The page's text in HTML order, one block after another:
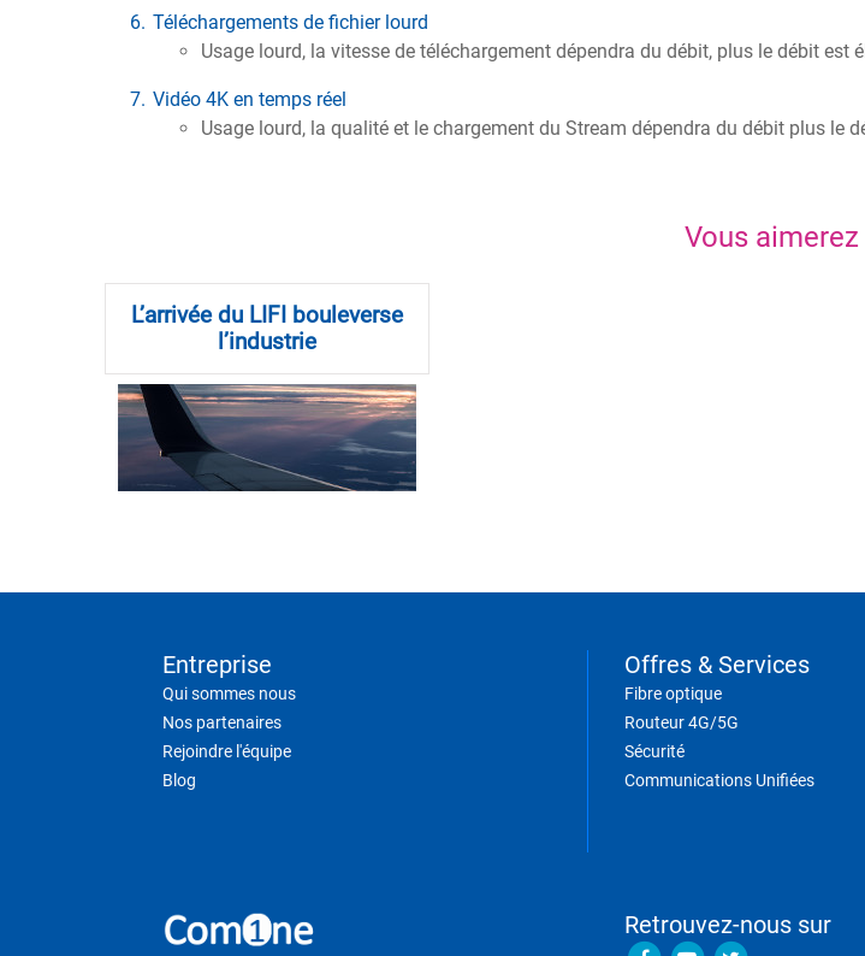
Téléchargements de fichier lourd
Usage lourd, la vitesse de téléchargement dépendra du débit, plus le débit est
Vidéo 4K en temps réel
Usage lourd, la qualité et le chargement du Stream dépendra du débit plus le
Vous
L’arrivée du LIFI bouleverse
l’industrie
Entreprise
Qui sommes nous
Nos partenaires
Rejoindre l'équipe
Blog
Offres & Services
Fibre optique
Routeur 4G/5G
Sécurité
Communications Unifiées
Retrouvez-nous sur